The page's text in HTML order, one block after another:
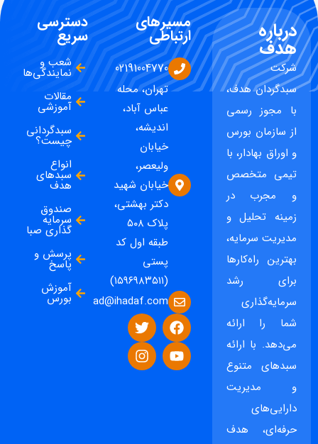
درباره
هدف
شرکت
سبدگردان هدف،
با مجوز رسمی
از سازمان بورس
و اوراق بهادار، با
تیمی متخصص
و مجرب در
زمینه تحلیل و
مدیریت سرمایه،
بهترین راه‌کارها
برای رشد
سرمایه‌گذاری
شما را ارائه
می‌دهد. با ارائه
سبدهای متنوع
و مدیریت
دارایی‌های
حرفه‌ای، هدف
مسیرهای
ارتباطی
02191004770
تهران، محله
عباس آباد،
اندیشه،
خیابان
ولیعصر،
خیابان شهید
دکتر بهشتی،
پلاک ۵۰۸
طبقه اول کد
پستی
ad@ihadaf.com
دسترسی
سریع
شعب و
نمایندگی‌ها
مقالات
آموزشی
سبدگردانی
چیست؟
انواع
سبدهای
هدف
صندوق
سرمایه
گذاری صبا
پرسش و
پاسخ
آموزش
بورس